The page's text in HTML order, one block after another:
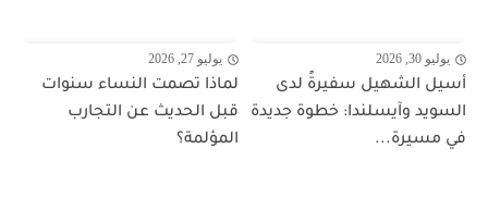
يوليو 30, 2026
أسيل الشهيل سفيرةً لدى
السويد وآيسلندا: خطوة جديدة
في مسيرة...
يوليو 27, 2026
لماذا تصمت النساء سنوات
قبل الحديث عن التجارب
المؤلمة؟